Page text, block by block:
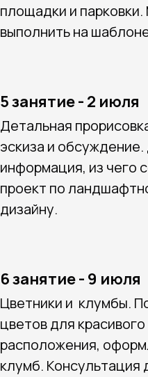
площадки и
выполнить на
5 занятие - 2 июля
Детальная
эскиза и
информация, из чего
проект по
дизайну.
6 занятие - 9 июля
Цветники и клумбы.
цветов для красивого
расположения,
клумб. Консультация